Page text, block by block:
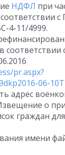
НДФЛ при
4-11/4999.
в
pr.aspx?
06-
адрес
о
граждан
имени